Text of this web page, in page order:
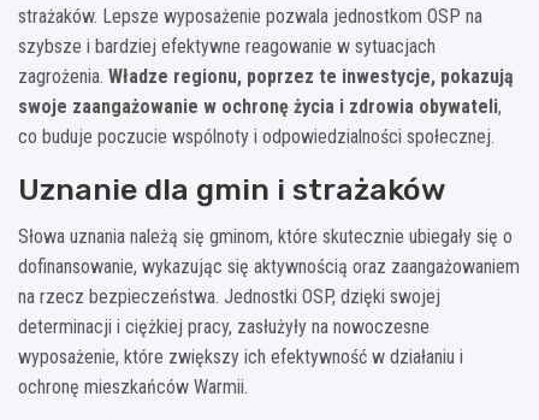
strażaków. Lepsze wyposażenie pozwala jednostkom OSP na
szybsze i bardziej efektywne reagowanie w sytuacjach
zagrożenia. Władze regionu, poprzez te inwestycje, pokazują
swoje zaangażowanie w ochronę życia i zdrowia obywateli,
co buduje poczucie wspólnoty i odpowiedzialności społecznej.
Uznanie dla gmin i strażaków
Słowa uznania należą się gminom, które skutecznie ubiegały się o
dofinansowanie, wykazując się aktywnością oraz zaangażowaniem
na rzecz bezpieczeństwa. Jednostki OSP, dzięki swojej
determinacji i ciężkiej pracy, zasłużyły na nowoczesne
wyposażenie, które zwiększy ich efektywność w działaniu i
ochronę mieszkańców Warmii.